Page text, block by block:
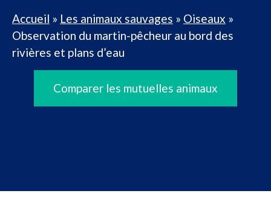
Accueil » Les animaux sauvages » Oiseaux »
Observation du martin-pêcheur au bord des
rivières et plans d’eau
Comparer les mutuelles animaux